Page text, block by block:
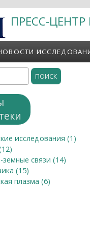
ПРЕСС-
исследования (1)
связи (14)
(15)
плазма (6)